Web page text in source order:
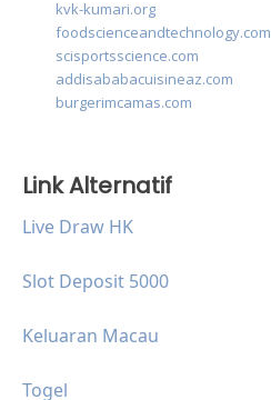
kvk-kumari.org
foodscienceandtechnology.com
scisportsscience.com
addisababacuisineaz.com
burgerimcamas.com
Link Alternatif
Live Draw HK
Slot Deposit 5000
Keluaran Macau
Togel